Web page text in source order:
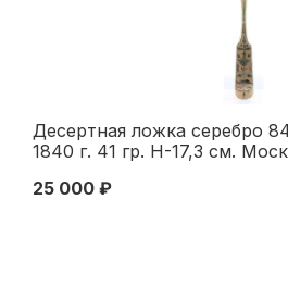
Десертная ложка серебро
1840 г. 41 гр. Н-17,3 см.
25 000 ₽